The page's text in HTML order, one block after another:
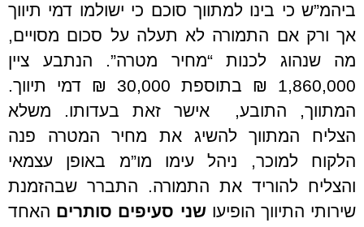
ביהמ”ש כי בינו למתווך סוכם כי ישולמו דמי תיווך
אך ורק אם התמורה לא תעלה על סכום מסויים,
מה שנהוג לכנות “מחיר מטרה”. הנתבע ציין
1,860,000 ₪ בתוספת 30,000 ₪ דמי תיווך.
המתווך, התובע, אישר זאת בעדותו. משלא
הצליח המתווך להשיג את מחיר המטרה פנה
הלקוח למוכר, ניהל עימו מו”מ באופן עצמאי
והצליח להוריד את התמורה. התברר שבהזמנת
שירותי התיווך הופיעו שני סעיפים סותרים האחד